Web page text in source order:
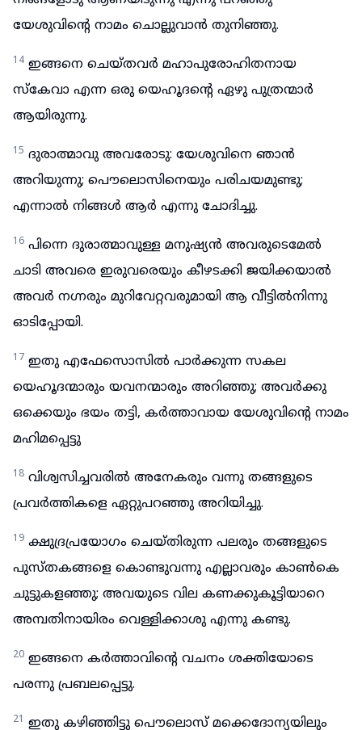
യേശുവിന്റെ നാമം ചൊല്ലുവാൻ തുനിഞ്ഞു.
14 ഇങ്ങനെ ചെയ്തവർ മഹാപുരോഹിതനായ
സ്കേവാ എന്ന ഒരു യെഹൂദന്റെ ഏഴു പുത്രന്മാർ
ആയിരുന്നു.
15 ദുരാത്മാവു അവരോടു: യേശുവിനെ ഞാൻ
അറിയുന്നു; പൌലൊസിനെയും പരിചയമുണ്ടു;
എന്നാൽ നിങ്ങൾ ആർ എന്നു ചോദിച്ചു.
16 പിന്നെ ദുരാത്മാവുള്ള മനുഷ്യൻ അവരുടെമേൽ
ചാടി അവരെ ഇരുവരെയും കീഴടക്കി ജയിക്കയാൽ
അവർ നഗ്നരും മുറിവേറ്റവരുമായി ആ വീട്ടിൽനിന്നു
ഓടിപ്പോയി.
17 ഇതു എഫേസൊസിൽ പാർക്കുന്ന സകല
യെഹൂദന്മാരും യവനന്മാരും അറിഞ്ഞു; അവർക്കു
ഒക്കെയും ഭയം തട്ടി, കർത്താവായ യേശുവിന്റെ നാമം
മഹിമപ്പെട്ടു
18 വിശ്വസിച്ചവരിൽ അനേകരും വന്നു തങ്ങളുടെ
പ്രവർത്തികളെ ഏറ്റുപറഞ്ഞു അറിയിച്ചു.
19 ക്ഷുദ്രപ്രയോഗം ചെയ്തിരുന്ന പലരും തങ്ങളുടെ
പുസ്തകങ്ങളെ കൊണ്ടുവന്നു എല്ലാവരും കാൺകെ
ചുട്ടുകളഞ്ഞു; അവയുടെ വില കണക്കുകൂട്ടിയാറെ
അമ്പതിനായിരം വെള്ളിക്കാശു എന്നു കണ്ടു.
20 ഇങ്ങനെ കർത്താവിന്റെ വചനം ശക്തിയോടെ
പരന്നു പ്രബലപ്പെട്ടു.
21 ഇതു കഴിഞ്ഞിട്ടു പൌലൊസ് മക്കെദോന്യയിലും